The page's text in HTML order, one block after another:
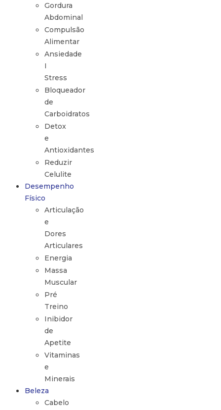
Gordura
Abdominal
Compulsão
Alimentar
Ansiedade
I
Stress
Bloqueador
de
Carboidratos
Detox
e
Antioxidantes
Reduzir
Celulite
Desempenho
Físico
Articulação
e
Dores
Articulares
Energia
Massa
Muscular
Pré
Treino
Inibidor
de
Apetite
Vitaminas
e
Minerais
Beleza
Cabelo